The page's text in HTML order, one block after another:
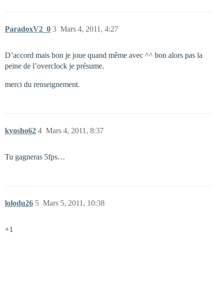
ParadoxV2_0 Mars 4, 2011, 4:27
3
D’accord mais bon je joue quand même avec ^^ bon alors pas la
peine de l’overclock je présume.
merci du renseignement.
kyosho62 Mars 4, 2011, 8:37
4
Tu gagneras 5fps…
lolodu26 Mars 5, 2011, 10:38
5
+1